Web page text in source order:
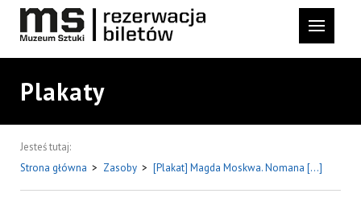
Plakaty
Jesteś tutaj:
Strona główna > Zasoby > [Plakat] Magda Moskwa. Nomana […]